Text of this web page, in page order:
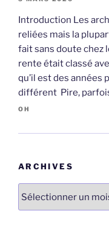
Introduction Les
reliées mais la
fait sans doute chez
rente était classé
qu’il est des années
différent Pire,
OH
ARCHIVES